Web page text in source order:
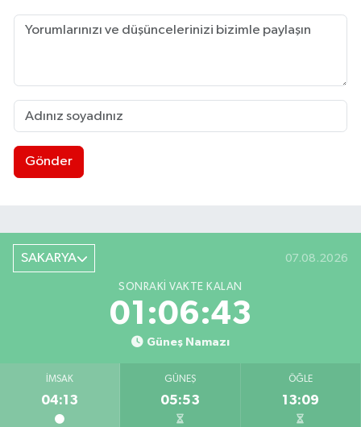
Gönder
SAKARYA 07.08.2026
SONRAKI VAKTE KALAN
01:06:42
Güneş Namazı
İMSAK
04:13
GÜNEŞ
05:53
ÖĞLE
13:09